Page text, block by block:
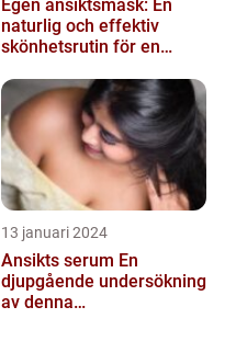
Egen ansiktsmask: En
naturlig och effektiv
skönhetsrutin för en
13 januari 2024
Ansikts serum En
djupgående undersökning
av denna